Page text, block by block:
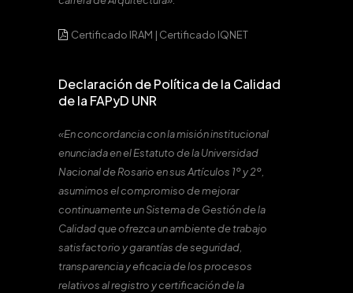
Certificado IRAM | Certificado IQNET
Declaración de Política de la Calidad
de la FAPyD UNR
«En concordancia con la misión institucional
enunciada en el Estatuto de la Universidad
Nacional de Rosario en sus Artículos 1º y 2º,
asumimos el compromiso de mejorar
continuamente un Sistema de Gestión de la
Calidad que ofrezca un ambiente de trabajo
satisfactorio y garantías de seguridad,
transparencia y eficacia de los procesos
relativos al registro y certificación de la